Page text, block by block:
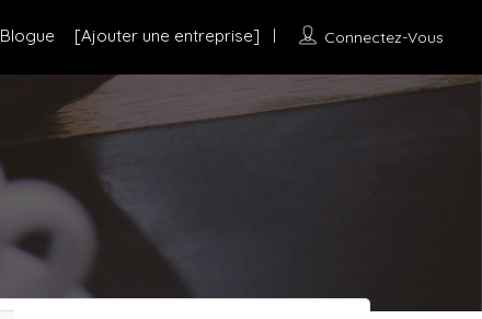
Connectez-Vous
Blogue [Ajouter une entreprise]